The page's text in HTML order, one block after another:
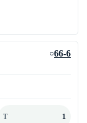
○66-6
T 1